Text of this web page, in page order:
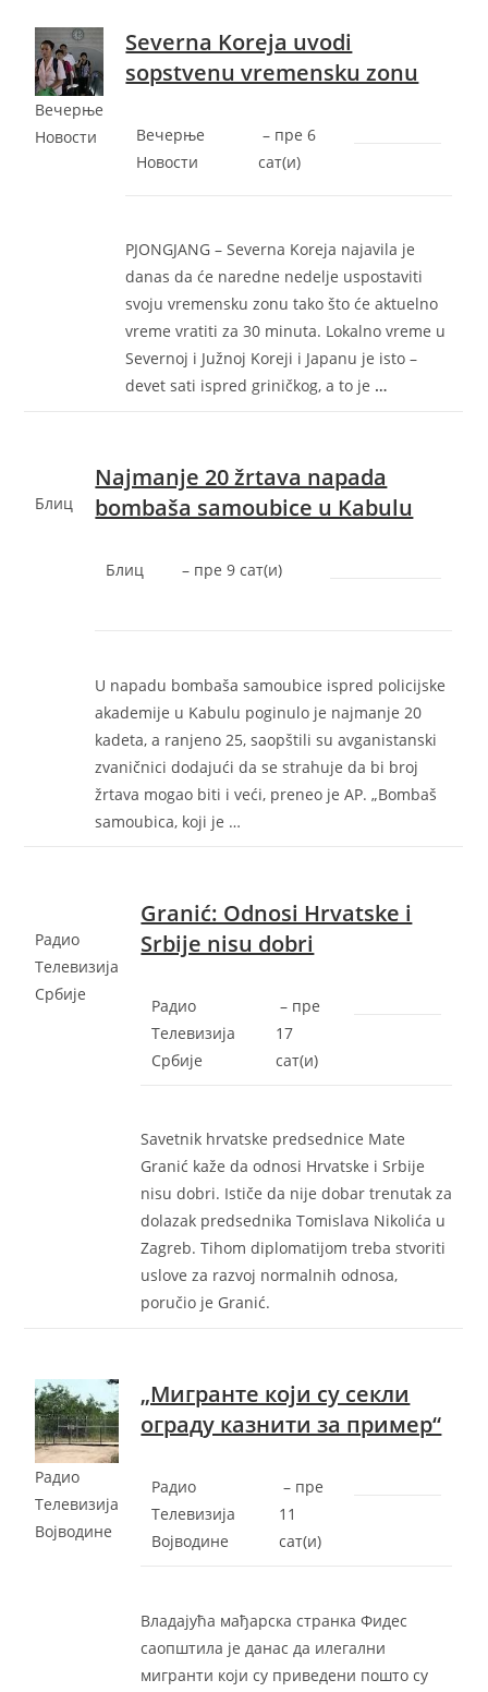
Вечерње
Новости
Severna Koreja uvodi
sopstvenu vremensku zonu
Вечерње
Новости
– ‎пре 6
сат(и)‎
PJONGJANG – Severna Koreja najavila je
danas da će naredne nedelje uspostaviti
svoju vremensku zonu tako što će aktuelno
vreme vratiti za 30 minuta. Lokalno vreme u
Severnoj i Južnoj Koreji i Japanu je isto –
devet sati ispred griničkog, a to je …
Блиц
Najmanje 20 žrtava napada
bombaša samoubice u Kabulu
Блиц – ‎пре 9 сат(и)‎
U napadu bombaša samoubice ispred policijske
akademije u Kabulu poginulo je najmanje 20
kadeta, a ranjeno 25, saopštili su avganistanski
zvaničnici dodajući da se strahuje da bi broj
žrtava mogao biti i veći, preneo je AP. „Bombaš
samoubica, koji je …
Радио
Телевизија
Србије
Granić: Odnosi Hrvatske i
Srbije nisu dobri
Радио
Телевизија
Србије
– ‎пре
17
сат(и)‎
Savetnik hrvatske predsednice Mate
Granić kaže da odnosi Hrvatske i Srbije
nisu dobri. Ističe da nije dobar trenutak za
dolazak predsednika Tomislava Nikolića u
Zagreb. Tihom diplomatijom treba stvoriti
uslove za razvoj normalnih odnosa,
poručio je Granić.
Радио
Телевизија
Војводине
„Мигранте који су секли
ограду казнити за пример“
Радио
Телевизија
Војводине
– ‎пре
11
сат(и)‎
Владајућа мађарска странка Фидес
саопштила је данас да илегални
мигранти који су приведени пошто су